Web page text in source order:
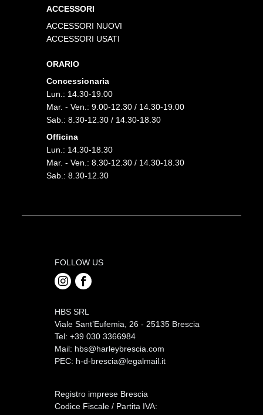
ACCESSORI
ACCESSORI NUOVI
ACCESSORI USATI
ORARIO
Concessionaria
Lun.: 14.30-19.00
Mar. - Ven.: 9.00-12.30 / 14.30-19.00
Sab.: 8.30-12.30 / 14.30-18.30
Officina
Lun.: 14.30-18.30
Mar. - Ven.: 8.30-12.30 / 14.30-18.30
Sab.: 8.30-12.30
FOLLOW US
HBS SRL
Viale Sant’Eufemia, 26 - 25135 Brescia
Tel: +39 030 3366984
Mail: hbs@harleybrescia.com
PEC: h-d-brescia@legalmail.it
Registro imprese Brescia
Codice Fiscale / Partita IVA: